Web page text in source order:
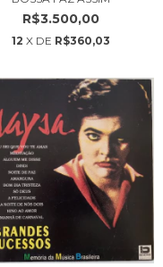
R$3.500,00
12 X DE R$360,03